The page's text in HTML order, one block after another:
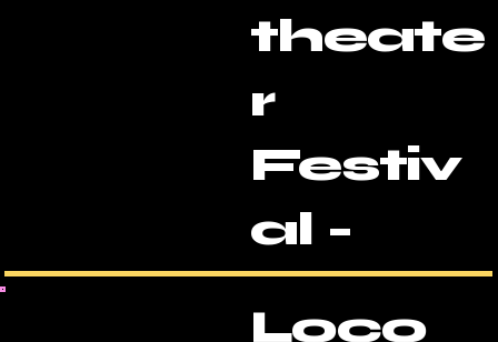
theate
r
Festiv
al -
Loco